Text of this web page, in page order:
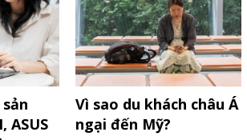
ASUS
Vì sao du khách châu Á
ngại đến Mỹ?